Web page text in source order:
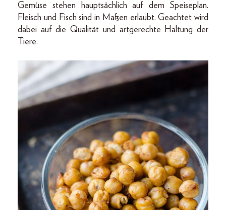
Gemüse stehen hauptsächlich auf dem Speiseplan.
Fleisch und Fisch sind in Maßen erlaubt. Geachtet wird
dabei auf die Qualität und artgerechte Haltung der
Tiere.